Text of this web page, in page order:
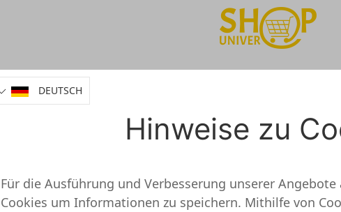
So haben wir den Db Onlineshop bewertet
DEUTSCH
Hinweise zu
Für die Ausführung und Verbesserung unserer
Cookies um Informationen zu speichern. Mithilfe von